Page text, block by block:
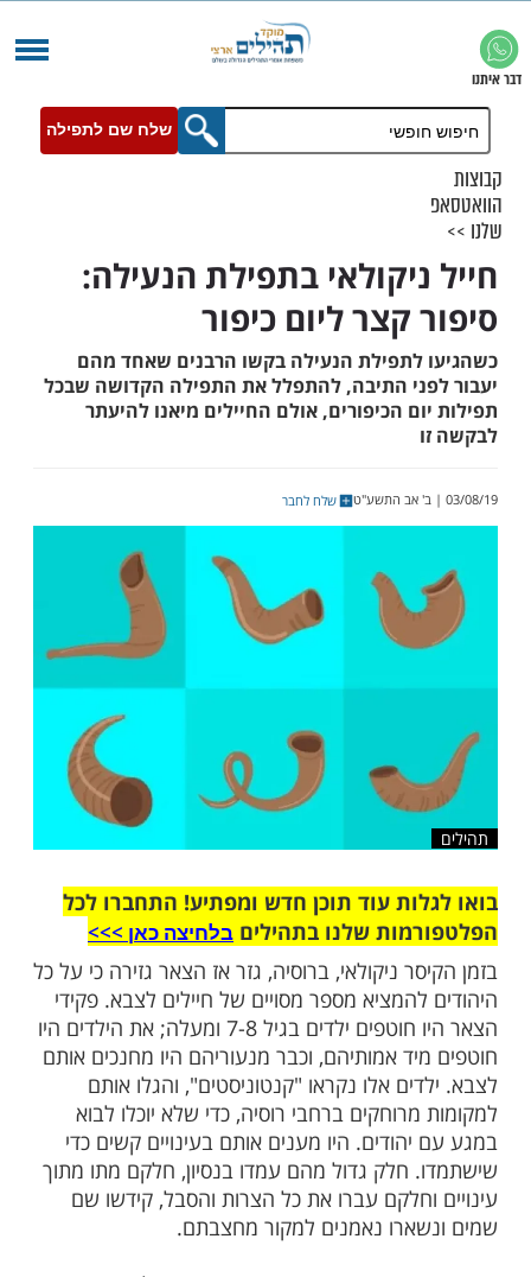
שלח שם לתפילה
בתפילת הנעילה:
קצר ליום כיפור
הנעילה בקשו הרבנים שאחד מהם
הכיפורים, אולם החיילים מיאנו להיעתר
שלח לחבר
עוד תוכן חדש ומפתיע! התחברו לכל
שלנו בתהיליםבלחיצה כאן >>>​
ניקולאי, ברוסיה, גזר אז הצאר גזירה כי על כל
מספר מסויים של חיילים לצבא. פקידי